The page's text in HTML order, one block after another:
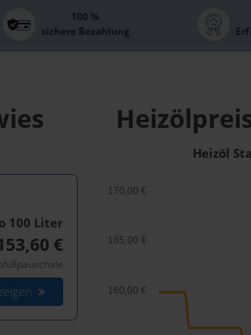
100 %
sichere Bezahlung
100 Liter
€
Heizöl
160,00 €
165,00 €
170,00 €